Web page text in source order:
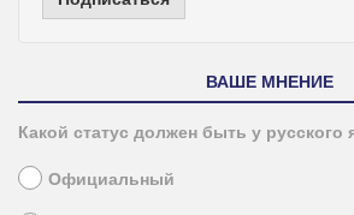
ВАШЕ МНЕНИЕ
Какой статус должен быть у русского
Официальный